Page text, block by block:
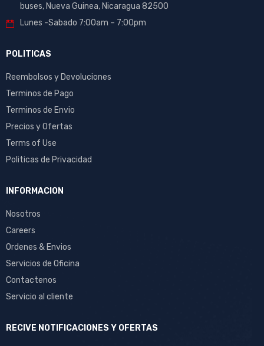
buses, Nueva Guinea, Nicaragua 82500
Lunes -Sabado 7:00am – 7:00pm
POLITICAS
Reembolsos y Devoluciones
Terminos de Pago
Terminos de Envio
Precios y Ofertas
Terms of Use
Politicas de Privacidad
INFORMACION
Nosotros
Careers
Ordenes & Envios
Servicios de Oficina
Contactenos
Servicio al cliente
RECIVE NOTIFICACIONES Y OFERTAS